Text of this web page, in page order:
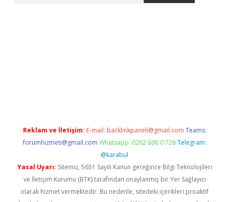
Reklam ve İletişim: E-mail: backlinkpaneli@gmail.com Teams:
forumhizmeti@gmail.com Whatsapp: 0262 606 0 726 Telegram:
@karabul
Yasal Uyarı: Sitemiz, 5651 Sayılı Kanun gereğince Bilgi Teknolojileri
ve İletişim Kurumu (BTK) tarafından onaylanmış bir Yer Sağlayıcı
olarak hizmet vermektedir. Bu nedenle, sitedeki içerikleri proaktif